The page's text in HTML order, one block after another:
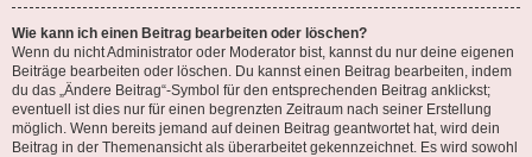
Wie kann ich einen Beitrag bearbeiten oder löschen?
Wenn du nicht Administrator oder Moderator bist, kannst du nur deine eigenen
Beiträge bearbeiten oder löschen. Du kannst einen Beitrag bearbeiten, indem
du das „Ändere Beitrag“-Symbol für den entsprechenden Beitrag anklickst;
eventuell ist dies nur für einen begrenzten Zeitraum nach seiner Erstellung
möglich. Wenn bereits jemand auf deinen Beitrag geantwortet hat, wird dein
Beitrag in der Themenansicht als überarbeitet gekennzeichnet. Es wird sowohl